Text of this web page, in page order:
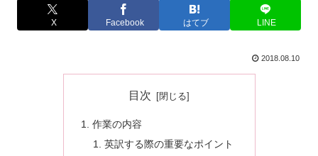
X Facebook はてブ LINE
2018.08.10
目次
作業の内容
英訳する際の重要なポイント